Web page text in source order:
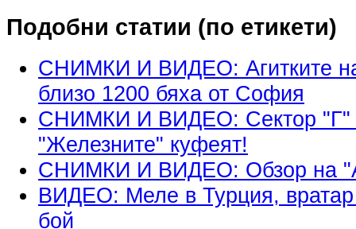
Подобни статии (по етикети)
СНИМКИ И ВИДЕО: Агитките
близо 1200 бяха от София
СНИМКИ И ВИДЕО: Сектор "Г"
"Железните" куфеят!
СНИМКИ И ВИДЕО: Обзор на
ВИДЕО: Меле в Турция,
бой